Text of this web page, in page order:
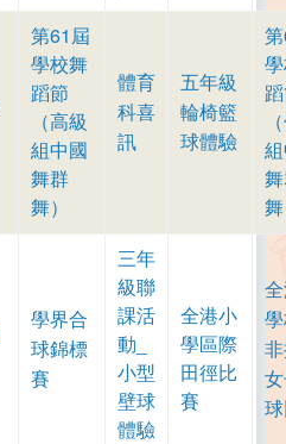
第61屆
學校舞
蹈節
（高級
組中國
舞群
舞）
體育
科喜
訊
五年級
輪椅籃
球體驗
學界合
球錦標
賽
三年
級聯
課活
動_
小型
壁球
體驗
全港小
學區際
田徑比
賽